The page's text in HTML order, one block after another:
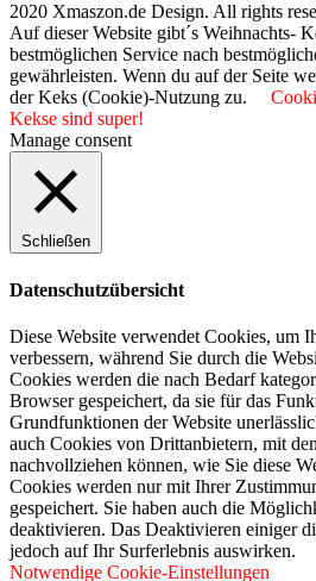
2020 Xmaszon.de Design. All rights
Auf dieser Website gibt´s Weihnachts-
bestmöglichen Service nach
gewährleisten. Wenn du auf der Seite
der Keks (Cookie)-Nutzung zu.
Kekse sind super!
Manage consent
Schließen
Datenschutzübersicht
Diese Website verwendet Cookies, um
verbessern, während Sie durch die
Cookies werden die nach Bedarf
Browser gespeichert, da sie für das
Grundfunktionen der Website
auch Cookies von Drittanbietern, mit
nachvollziehen können, wie Sie diese
Cookies werden nur mit Ihrer
gespeichert. Sie haben auch die
deaktivieren. Das Deaktivieren einiger
jedoch auf Ihr Surferlebnis auswirken.
Notwendige Cookie-Einstellungen